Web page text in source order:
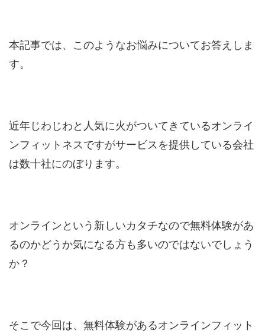
本記事では、このようなお悩みについてお答えしま
す。
近年じわじわと人気に火がついてきているオンライ
ンフィットネスですがサービスを提供している会社
は数十社にのぼります。
オンラインという新しいカタチなので無料体験があ
るのかどうか気になる方も多いのではないでしょう
か？
そこで今回は、無料体験があるオンラインフィット